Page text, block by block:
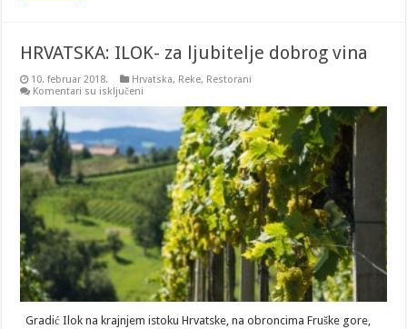
HRVATSKA: ILOK- za ljubitelje dobrog vina
10. februar 2018. Hrvatska, Reke, Restorani
Komentari su isključeni
za
ljubitelje
dobrog
vina
Gradić Ilok na krajnjem istoku Hrvatske, na obroncima Fruške gore,